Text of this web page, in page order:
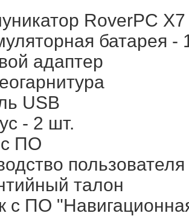
RoverPC Х7
батарея -
адаптер
USB
- 2 шт.
с ПО
пользователя
талон
с ПО